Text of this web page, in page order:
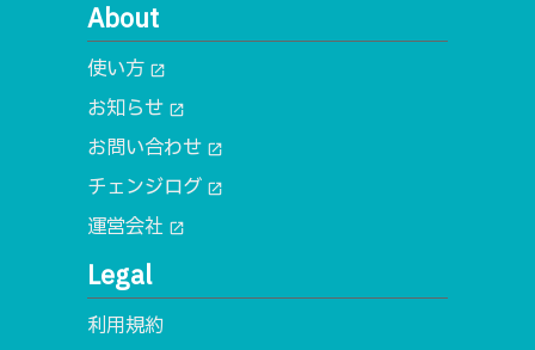
About
使い方 open_in_new
お知らせ open_in_new
お問い合わせ open_in_new
チェンジログ open_in_new
運営会社 open_in_new
Legal
利用規約